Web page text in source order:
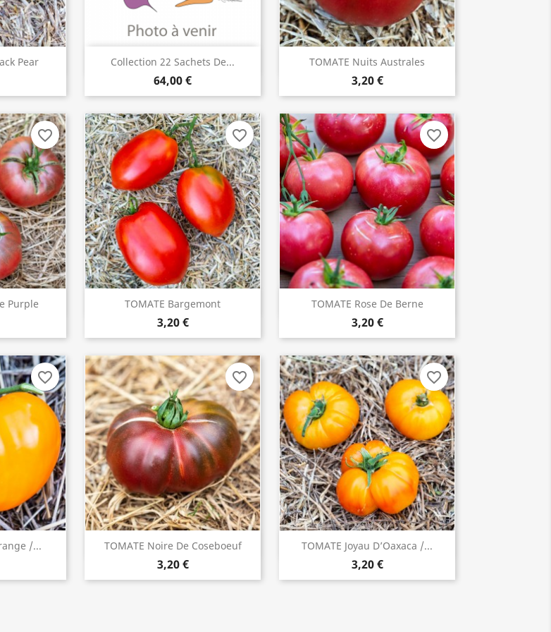
Pear Collection 22 Sachets De...
64,00 €
 ACHETER TOMATE Nuits Australes
3,20 €
INDISPONIBLE
Purple
favorite_border
TOMATE Bargemont
3,20 €
 ACHETER
favorite_border
TOMATE Rose De Berne
3,20 €
 ACHETER
favorite_border
/...
favorite_border
TOMATE Noire De Coseboeuf
3,20 €
INDISPONIBLE
favorite_border
TOMATE Joyau D’Oaxaca /...
3,20 €
 ACHETER
favorite_border